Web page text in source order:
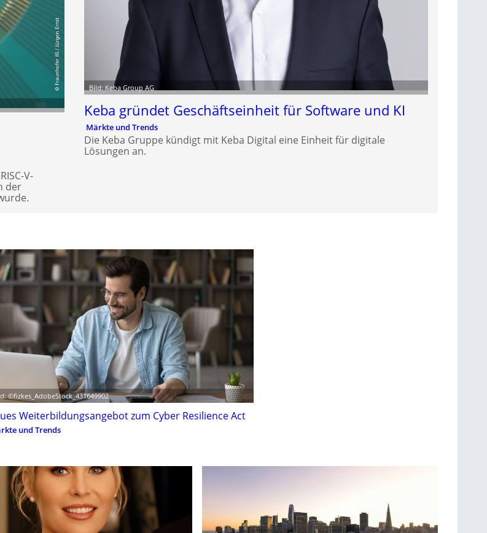
V-
der
Bild: Keba Group AG
Keba gründet Geschäftseinheit für Software und KI
Märkte und Trends
Die Keba Gruppe kündigt mit Keba Digital eine Einheit für digitale
Lösungen an.
©fizkes_AdobeStock_431649902
Weiterbildungsangebot zum Cyber Resilience Act
und Trends